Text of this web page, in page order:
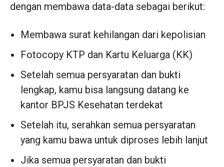
dengan membawa data-data sebagai berikut:
Membawa surat kehilangan dari kepolisian
Fotocopy KTP dan Kartu Keluarga (KK)
Setelah semua persyaratan dan bukti
lengkap, kamu bisa langsung datang ke
kantor BPJS Kesehatan terdekat
Setelah itu, serahkan semua persyaratan
yang kamu bawa untuk diproses lebih lanjut
Jika semua persyaratan dan bukti